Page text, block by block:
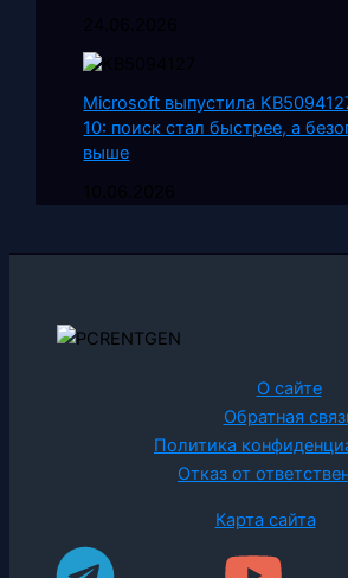
Microsoft выпустила
10: поиск стал быстрее, а
выше
О сайте
Обратная
Политика
Отказ от
Карта сайта